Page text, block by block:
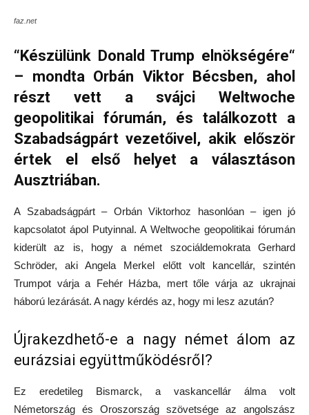
faz.net
“Készülünk Donald Trump elnökségére“
– mondta Orbán Viktor Bécsben, ahol
részt vett a svájci Weltwoche
geopolitikai fórumán, és találkozott a
Szabadságpárt vezetőivel, akik először
értek el első helyet a választáson
Ausztriában.
A Szabadságpárt – Orbán Viktorhoz hasonlóan – igen jó
kapcsolatot ápol Putyinnal. A Weltwoche geopolitikai fórumán
kiderült az is, hogy a német szociáldemokrata Gerhard
Schröder, aki Angela Merkel előtt volt kancellár, szintén
Trumpot várja a Fehér Házba, mert tőle várja az ukrajnai
háború lezárását. A nagy kérdés az, hogy mi lesz azután?
Újrakezdhető-e a nagy német álom az
eurázsiai együttműködésről?
Ez eredetileg Bismarck, a vaskancellár álma volt
Németország és Oroszország szövetsége az angolszász